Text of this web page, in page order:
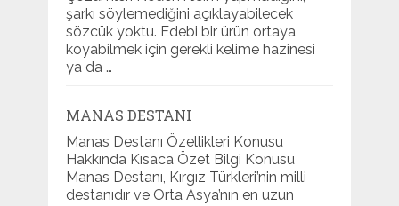
şarkı söylemediğini açıklayabilecek
sözcük yoktu. Edebi bir ürün ortaya
koyabilmek için gerekli kelime hazinesi
ya da …
MANAS DESTANI
Manas Destanı Özellikleri Konusu
Hakkında Kısaca Özet Bilgi Konusu
Manas Destanı, Kırgız Türkleri’nin milli
destanıdır ve Orta Asya’nın en uzun